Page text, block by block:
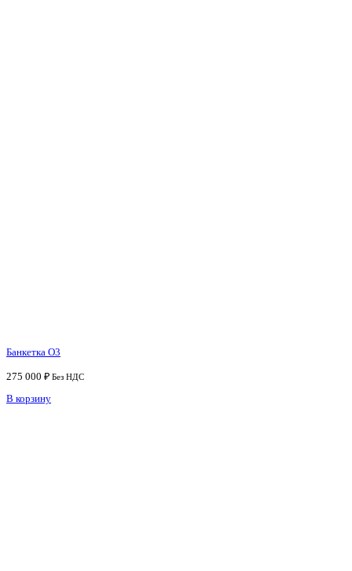
Банкетка O3
275 000 ₽ Без НДС
В корзину